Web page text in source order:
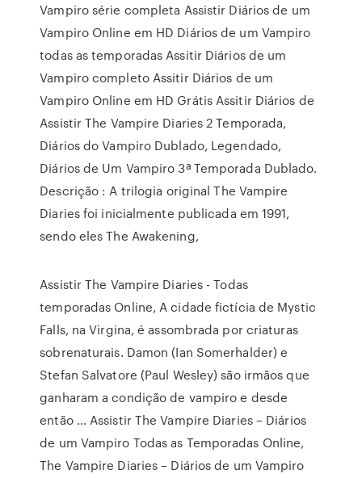
Vampiro série completa Assistir Diários de um
Vampiro Online em HD Diários de um Vampiro
todas as temporadas Assitir Diários de um
Vampiro completo Assitir Diários de um
Vampiro Online em HD Grátis Assitir Diários de
Assistir The Vampire Diaries 2 Temporada,
Diários do Vampiro Dublado, Legendado,
Diários de Um Vampiro 3ª Temporada Dublado.
Descrição : A trilogia original The Vampire
Diaries foi inicialmente publicada em 1991,
sendo eles The Awakening,
Assistir The Vampire Diaries - Todas
temporadas Online, A cidade fictícia de Mystic
Falls, na Virgina, é assombrada por criaturas
sobrenaturais. Damon (Ian Somerhalder) e
Stefan Salvatore (Paul Wesley) são irmãos que
ganharam a condição de vampiro e desde
então … Assistir The Vampire Diaries – Diários
de um Vampiro Todas as Temporadas Online,
The Vampire Diaries – Diários de um Vampiro